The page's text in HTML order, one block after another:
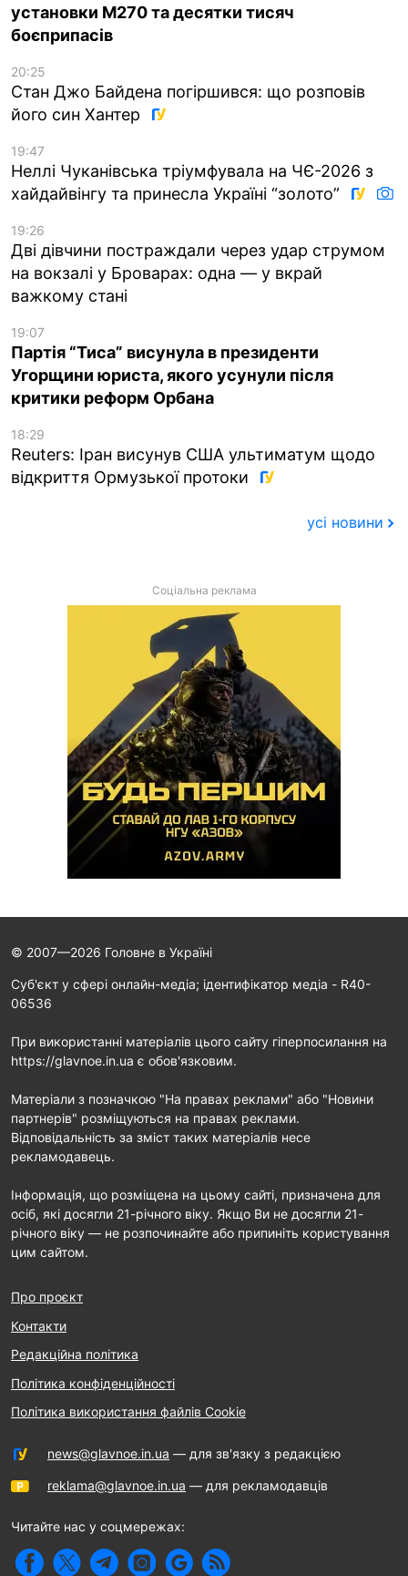
установки M270 та десятки тисяч
боєприпасів
20:25
Стан Джо Байдена погіршився: що розповів
його син Хантер
19:47
Неллі Чуканівська тріумфувала на ЧЄ-2026 з
хайдайвінгу та принесла Україні “золото”
19:26
Дві дівчини постраждали через удар струмом
на вокзалі у Броварах: одна — у вкрай
важкому стані
19:07
Партія “Тиса” висунула в президенти
Угорщини юриста, якого усунули після
критики реформ Орбана
18:29
Reuters: Іран висунув США ультиматум щодо
відкриття Ормузької протоки
усі новини
Соціальна реклама
© 2007—2026 Головне в Україні
Cуб'єкт у сфері онлайн-медіа; ідентифікатор медіа - R40-
06536
При використанні матеріалів цього сайту гіперпосилання на
https://glavnoe.in.ua є обов'язковим.
Матеріали з позначкою "На правах реклами" або "Новини
партнерів" розміщуються на правах реклами.
Відповідальність за зміст таких матеріалів несе
рекламодавець.
Інформація, що розміщена на цьому сайті, призначена для
осіб, які досягли 21-річного віку. Якщо Ви не досягли 21-
річного віку — не розпочинайте або припиніть користування
цим сайтом.
Про проєкт
Контакти
Редакційна політика
Політика конфіденційності
Політика використання файлів Cookie
news@glavnoe.in.ua — для зв'язку з редакцією
reklama@glavnoe.in.ua — для рекламодавців
Читайте нас у соцмережах: